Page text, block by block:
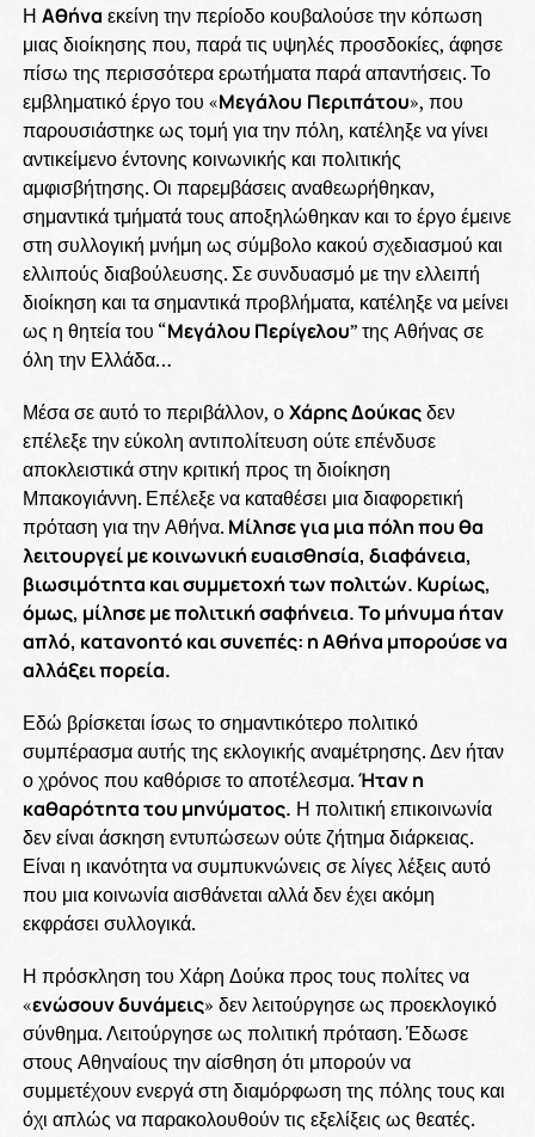
Η Αθήνα εκείνη την περίοδο κουβαλούσε την κόπωση
μιας διοίκησης που, παρά τις υψηλές προσδοκίες, άφησε
πίσω της περισσότερα ερωτήματα παρά απαντήσεις. Το
εμβληματικό έργο του «Μεγάλου Περιπάτου», που
παρουσιάστηκε ως τομή για την πόλη, κατέληξε να γίνει
αντικείμενο έντονης κοινωνικής και πολιτικής
αμφισβήτησης. Οι παρεμβάσεις αναθεωρήθηκαν,
σημαντικά τμήματά τους αποξηλώθηκαν και το έργο έμεινε
στη συλλογική μνήμη ως σύμβολο κακού σχεδιασμού και
ελλιπούς διαβούλευσης. Σε συνδυασμό με την ελλειπή
διοίκηση και τα σημαντικά προβλήματα, κατέληξε να μείνει
ως η θητεία του “Μεγάλου Περίγελου” της Αθήνας σε
όλη την Ελλάδα…
Μέσα σε αυτό το περιβάλλον, οΧάρης Δούκαςδεν
επέλεξε την εύκολη αντιπολίτευση ούτε επένδυσε
αποκλειστικά στην κριτική προς τη διοίκηση
Μπακογιάννη. Επέλεξε να καταθέσει μια διαφορετική
πρόταση για την Αθήνα. Μίλησε για μια πόλη που θα
λειτουργεί με κοινωνική ευαισθησία, διαφάνεια,
βιωσιμότητα και συμμετοχή των πολιτών. Κυρίως,
όμως, μίλησε με πολιτική σαφήνεια. Το μήνυμα ήταν
απλό, κατανοητό και συνεπές: η Αθήνα μπορούσε να
αλλάξει πορεία.
Εδώ βρίσκεται ίσως το σημαντικότερο πολιτικό
συμπέρασμα αυτής της εκλογικής αναμέτρησης. Δεν ήταν
ο χρόνος που καθόρισε το αποτέλεσμα.Ήταν η
καθαρότητα του μηνύματος. Η πολιτική επικοινωνία
δεν είναι άσκηση εντυπώσεων ούτε ζήτημα διάρκειας.
Είναι η ικανότητα να συμπυκνώνεις σε λίγες λέξεις αυτό
που μια κοινωνία αισθάνεται αλλά δεν έχει ακόμη
εκφράσει συλλογικά.
Η πρόσκληση του Χάρη Δούκα προς τους πολίτες να
«ενώσουν δυνάμεις» δεν λειτούργησε ως προεκλογικό
σύνθημα. Λειτούργησε ως πολιτική πρόταση. Έδωσε
στους Αθηναίους την αίσθηση ότι μπορούν να
συμμετέχουν ενεργά στη διαμόρφωση της πόλης τους και
όχι απλώς να παρακολουθούν τις εξελίξεις ως θεατές.